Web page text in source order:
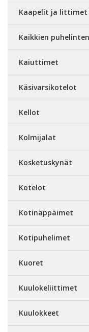
Kaapelit ja littimet
Kaikkien
Kaiuttimet
Käsivarsikotelot
Kellot
Kolmijalat
Kosketuskynät
Kotelot
Kotinäppäimet
Kotipuhelimet
Kuoret
Kuulokeliittimet
Kuulokkeet